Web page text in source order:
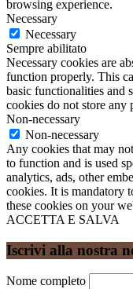
browsing experience.
Necessary
Necessary
Sempre abilitato
Necessary cookies are
function properly. This
basic functionalities and
cookies do not store any
Non-necessary
Non-necessary
Any cookies that may
to function and is used
analytics, ads, other
cookies. It is mandatory
these cookies on your
ACCETTA E SALVA
Iscrivi alla nostra
Nome completo